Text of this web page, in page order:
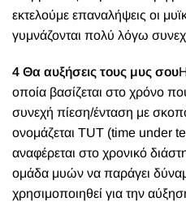
εκτελούμε επαναλήψεις οι
γυμνάζονται πολύ λόγω
4 Θα αυξήσεις τους μυς σου
οποία βασίζεται στο χρόνο
συνεχή πίεση/ένταση με
ονομάζεται TUT (time under
αναφέρεται στο χρονικό
ομάδα μυών να παράγει
χρησιμοποιηθεί για την